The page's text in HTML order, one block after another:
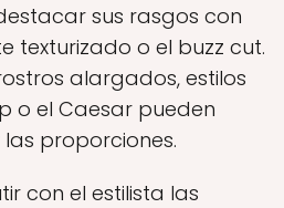
sus rasgos con
texturizado o el buzz cut.
alargados, estilos
o el Caesar pueden
proporciones.
con el estilista las